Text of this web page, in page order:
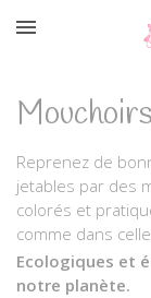

Reprenez de
jetables par des
colorés et
comme dans
Ecologiques et
notre planète.